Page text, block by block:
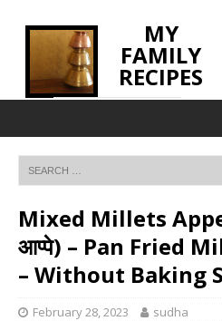
MY
FAMILY
RECIPES
Mixed Millets Appe
आप्पे) – Pan Fried
– Without Baking
February 28, 2023 sudha